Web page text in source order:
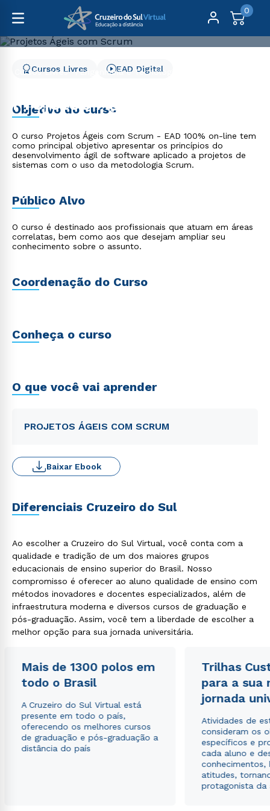
0
Cursos Livres
Engenharia e Tecnologia
Projetos Ágeis com
Scrum
Cursos Livres EAD Digital
Objetivo do curso
O curso Projetos Ágeis com Scrum - EAD 100% on-line tem
como principal objetivo apresentar os princípios do
desenvolvimento ágil de software aplicado a projetos de
sistemas com o uso da metodologia Scrum.
Público Alvo
O curso é destinado aos profissionais que atuam em áreas
correlatas, bem como aos que desejam ampliar seu
conhecimento sobre o assunto.
Coordenação do Curso
Conheça o curso
O que você vai aprender
PROJETOS ÁGEIS COM SCRUM
Baixar Ebook
Diferenciais Cruzeiro do Sul
Ao escolher a Cruzeiro do Sul Virtual, você conta com a
qualidade e tradição de um dos maiores grupos
educacionais de ensino superior do Brasil. Nosso
compromisso é oferecer ao aluno qualidade de ensino com
métodos inovadores e docentes especializados, além de
infraestrutura moderna e diversos cursos de graduação e
pós-graduação. Assim, você tem a liberdade de escolher a
melhor opção para sua jornada universitária.
Mais de 1300 polos em
todo o Brasil
A Cruzeiro do Sul Virtual está
presente em todo o país,
oferecendo os melhores cursos
de graduação e pós-graduação a
distância do país
Trilhas
para a sua
jornada
Atividades de
consideram os
específicos e
cada aluno e
conhecimentos,
atitudes,
protagonista da